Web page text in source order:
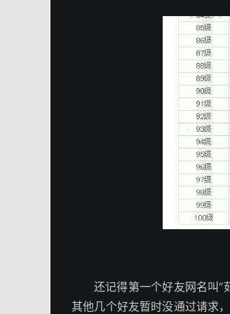
还记得第一个好友网名叫“
其他几个好友暂时没通过请求